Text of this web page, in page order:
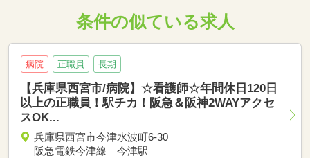
条件の似ている求人
病院 正職員 長期
【兵庫県西宮市/病院】☆看護師☆年間休日120日
以上の正職員！駅チカ！阪急＆阪神2WAYアクセ
スOK...
兵庫県西宮市今津水波町6-30
阪急電鉄今津線 今津駅